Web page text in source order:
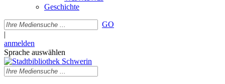
Geschichte
GO
|
anmelden
Sprache auswählen